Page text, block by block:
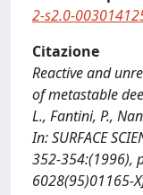
2-s2.0-
Citazione
Reactive and
of metastable
L., Fantini, P.,
In: SURFACE
352-354:(1996),
6028(95)01165-